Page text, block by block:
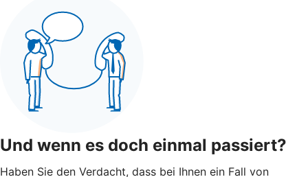
Und wenn es doch einmal passiert?
Haben Sie den Verdacht, dass bei Ihnen ein Fall von